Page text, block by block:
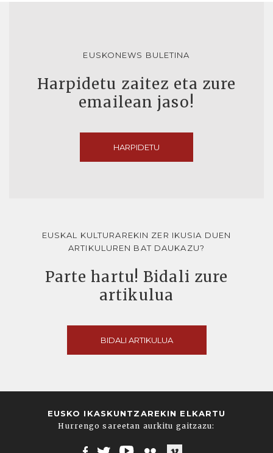
EUSKONEWS BULETINA
Harpidetu zaitez eta zure
emailean jaso!
HARPIDETU
EUSKAL KULTURAREKIN ZER IKUSIA DUEN
ARTIKULUREN BAT DAUKAZU?
Parte hartu! Bidali zure
artikulua
BIDALI ARTIKULUA
EUSKO IKASKUNTZAREKIN ELKARTU
Hurrengo sareetan aurkitu gaitzazu: